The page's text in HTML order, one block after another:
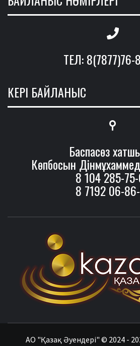
ТЕЛ: 8(7877)76-
КЕРІ БАЙЛАНЫС
Баспасөз
Көпбосын
8 104 285-
8 7192 06-
АО "Қазақ Әуендері" © 2024 -